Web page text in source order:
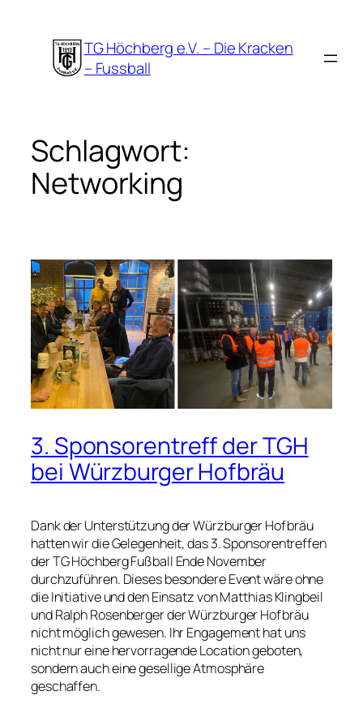
springen
TG Höchberg e.V. – Die Kracken
– Fussball
Schlagwort:
Networking
3. Sponsorentreff der TGH
bei Würzburger Hofbräu
Dank der Unterstützung der Würzburger Hofbräu
hatten wir die Gelegenheit, das 3. Sponsorentreffen
der TG Höchberg Fußball Ende November
durchzuführen. Dieses besondere Event wäre ohne
die Initiative und den Einsatz von Matthias Klingbeil
und Ralph Rosenberger der Würzburger Hofbräu
nicht möglich gewesen. Ihr Engagement hat uns
nicht nur eine hervorragende Location geboten,
sondern auch eine gesellige Atmosphäre
geschaffen.